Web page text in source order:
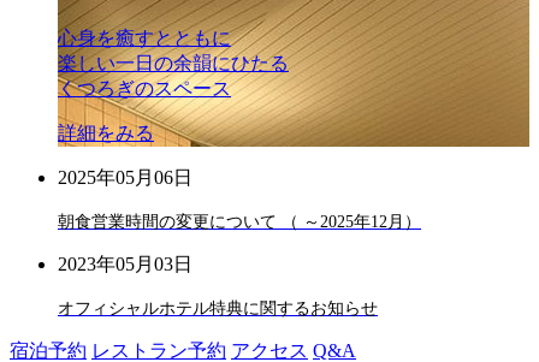
心身を癒すとともに
楽しい一日の余韻にひたる
くつろぎのスペース
詳細をみる
2025年05月06日
朝食営業時間の変更について （ ～2025年12月）
2023年05月03日
オフィシャルホテル特典に関するお知らせ
宿泊予約 レストラン予約 アクセス Q&A